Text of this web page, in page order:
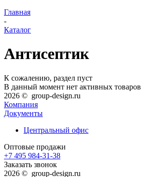
Главная
-
Каталог
Антисептик
К сожалению, раздел пуст
В данный момент нет активных товаров
2026 © group-design.ru
Компания
Документы
Центральный офис
Оптовые продажи
+7 495 984-31-38
Заказать звонок
2026 © group-design.ru